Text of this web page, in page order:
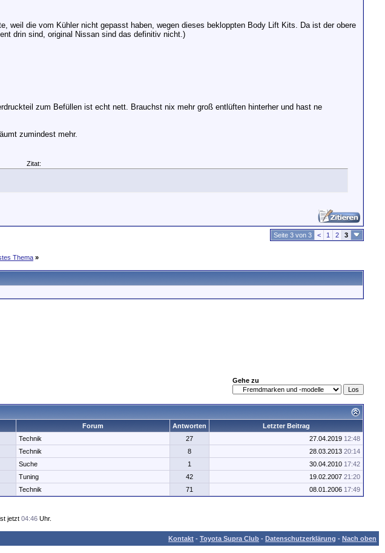
weil die vom Kühler nicht gepasst haben, wegen dieses bekloppten Body Lift Kits. Da ist der obere
drin sind, original Nissan sind das definitiv nicht.)
zum Befüllen ist echt nett. Brauchst nix mehr groß entlüften hinterher und hast ne
zumindest mehr.
Zitat:
Seite 3 von 3 < 1 2 3
Thema »
Gehe zu
Forum Antworten
Letzter Beitrag
Technik 27 27.04.2019 12:48
Technik 8 28.03.2013 20:14
Suche 1 30.04.2010 17:42
Tuning 42 19.02.2007 21:20
Technik 71 08.01.2006 17:49
jetzt 04:46 Uhr.
Kontakt - Toyota Supra Club - Datenschutzerklärung - Nach oben